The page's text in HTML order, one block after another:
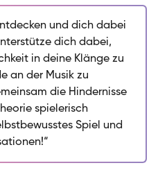
Schlüssel zum Ausdruck.
Musikschule und lege
und Gehörbildung mit
Egal, ob du die
Klavierspiels erleben oder
Repertoire
den Unterricht so,
als auch inspirierend ist.
musikalischen Weg zu
und dich dabei
dich dabei,
in deine Klänge zu
an der Musik zu
die Hindernisse
spielerisch
Spiel und